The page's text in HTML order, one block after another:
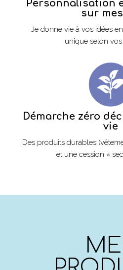
Personnalisation
sur
Je donne vie à vos idées
unique selon vos
Démarche zéro
vie
Des produits durables
et une cession «